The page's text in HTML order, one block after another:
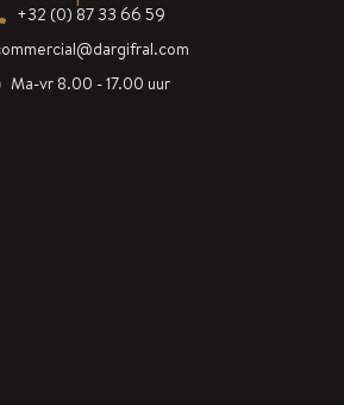
+32 (0) 87 33 66 59
Ma-vr 8.00 - 17.00 uur